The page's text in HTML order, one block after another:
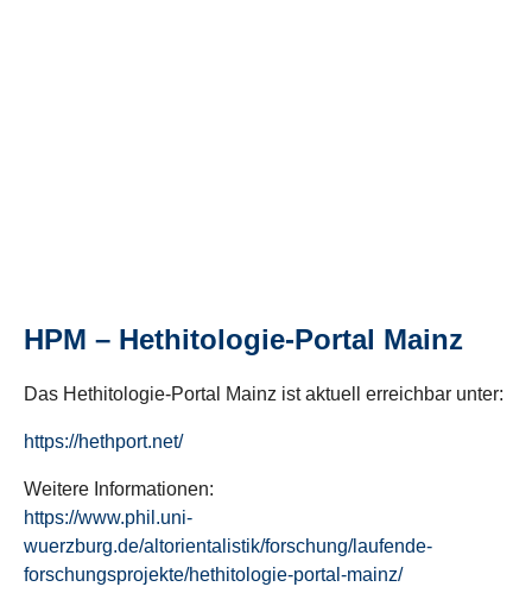
HPM – Hethitologie-Portal Mainz
Das Hethitologie-Portal Mainz ist aktuell erreichbar unter:
https://hethport.net/
Weitere Informationen:
https://www.phil.uni-
wuerzburg.de/altorientalistik/forschung/laufende-
forschungsprojekte/hethitologie-portal-mainz/